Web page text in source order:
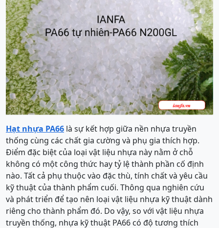
Hạt nhựa PA66 là sự kết hợp giữa nền nhựa truyền
thống cùng các chất gia cường và phụ gia thích hợp.
Điểm đặc biệt của loại vật liệu nhựa này nằm ở chỗ
không có một công thức hay tỷ lệ thành phần cố định
nào. Tất cả phụ thuộc vào đặc thù, tính chất và yêu cầu
kỹ thuật của thành phẩm cuối. Thông qua nghiên cứu
và phát triển để tạo nên loại vật liệu nhựa kỹ thuật dành
riêng cho thành phẩm đó. Do vậy, so với vật liệu nhựa
truyền thống, nhựa kỹ thuật PA66 có độ tương thích